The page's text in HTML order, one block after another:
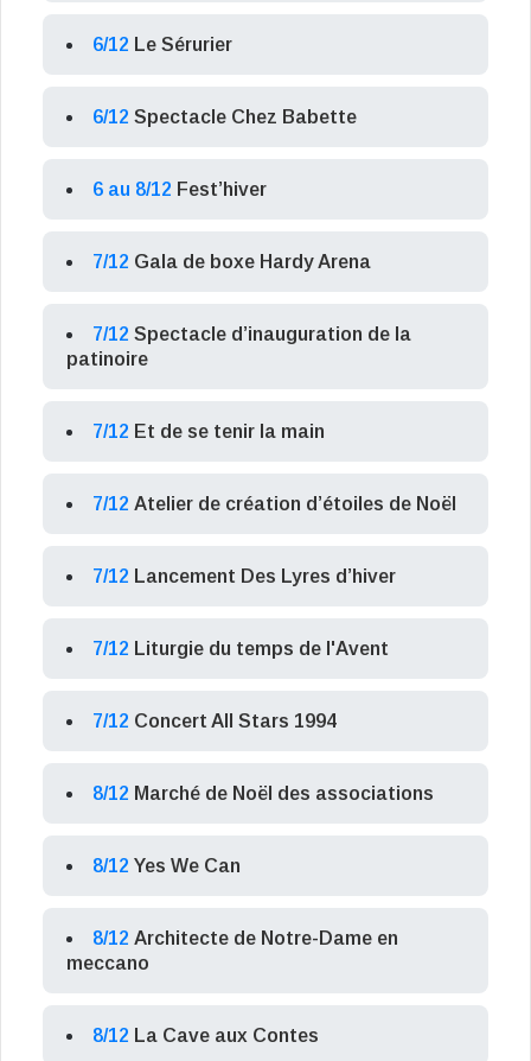
6/12 Le Sérurier
6/12 Spectacle Chez Babette
6 au 8/12 Fest’hiver
7/12 Gala de boxe Hardy Arena
7/12 Spectacle d’inauguration de la
patinoire
7/12 Et de se tenir la main
7/12 Atelier de création d’étoiles de Noël
7/12 Lancement Des Lyres d’hiver
7/12 Liturgie du temps de l'Avent
7/12 Concert All Stars 1994
8/12 Marché de Noël des associations
8/12 Yes We Can
8/12 Architecte de Notre-Dame en
meccano
8/12 La Cave aux Contes